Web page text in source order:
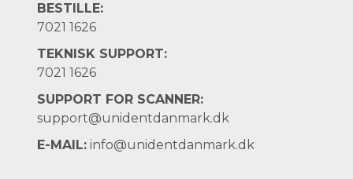
BESTILLE:
7021 1626
TEKNISK SUPPORT:
7021 1626
SUPPORT FOR SCANNER:
support@unidentdanmark.dk
E-MAIL: info@unidentdanmark.dk